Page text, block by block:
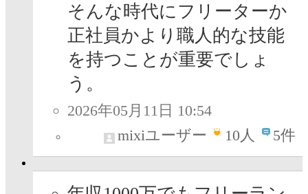
そんな時代にフリーターか
正社員かより職人的な技能
を持つことが重要でしょ
う。
2026年05月11日 10:54
mixiユーザー
10人 5件